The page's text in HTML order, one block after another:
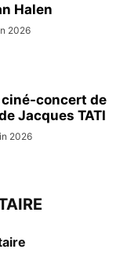
Halen
2026
ciné-concert de
Jacques TATI
2026